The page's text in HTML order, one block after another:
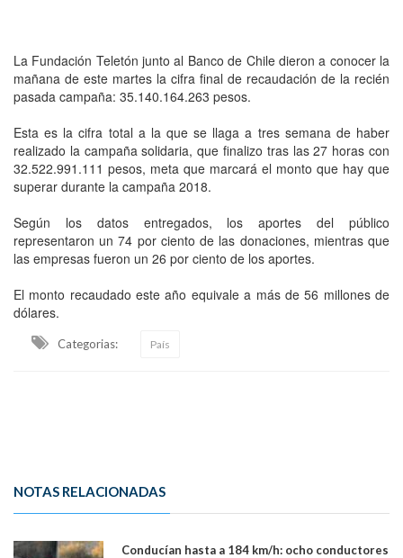
La Fundación Teletón junto al Banco de Chile dieron a conocer la
mañana de este martes la cifra final de recaudación de la recién
pasada campaña: 35.140.164.263 pesos.
Esta es la cifra total a la que se llaga a tres semana de haber
realizado la campaña solidaria, que finalizo tras las 27 horas con
32.522.991.111 pesos, meta que marcará el monto que hay que
superar durante la campaña 2018.
Según los datos entregados, los aportes del público
representaron un 74 por ciento de las donaciones, mientras que
las empresas fueron un 26 por ciento de los aportes.
El monto recaudado este año equivale a más de 56 millones de
dólares.
Categorias: País
NOTAS RELACIONADAS
Conducían hasta a 184 km/h: ocho conductores